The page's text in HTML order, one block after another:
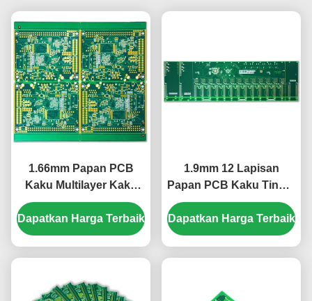
1.66mm Papan PCB
Kaku Multilayer Kaku
12L Tinggi Tg S1000-2
ENIG 2u"
Dapatkan Harga Terbaik
1.9mm 12 Lapisan
Papan PCB Kaku Tinggi
Tg S1000-2 ENIG 2u
"Hijau Putih
Dapatkan Harga Terbaik